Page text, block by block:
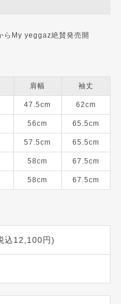
らMy yeggaz絶賛発売開
肩幅 袖丈
47.5cm 62cm
56cm 65.5cm
57.5cm 65.5cm
58cm 67.5cm
58cm 67.5cm
込12,100円)